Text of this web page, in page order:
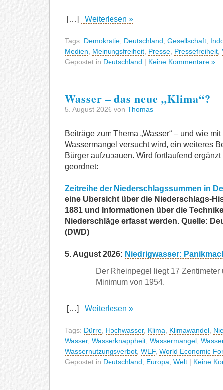
[…] Weiterlesen »
Tags: Demokratie Deutschland Gesellschaft
Medien
Meinungsfreiheit Presse Pressefreiheit
Gepostet in Deutschland | Keine Kommentare »
Wasser – das neue „Klima“?
5. August 2026 von Thomas
Beiträge zum Thema „Wasser“ – und wie
Wassermangel versucht wird, ein weiteres
Bürger aufzubauen. Wird fortlaufend
geordnet:
Zeitreihe der Niederschlagssummen in
eine Übersicht über die Niederschlags-
1881 und Informationen über die
Niederschläge erfasst werden. Quelle:
(DWD)
5. August 2026: Niedrigwasser:
Der Rheinpegel liegt 17 Zentimeter
Minimum von 1954.
[…] Weiterlesen »
Tags: Dürre Hochwasser, Klima Klimawandel
Wasser, Wasserknappheit Wassermangel
Wassernutzungsverbot WEF, World Economic
Gepostet in Deutschland Europa Welt | Keine